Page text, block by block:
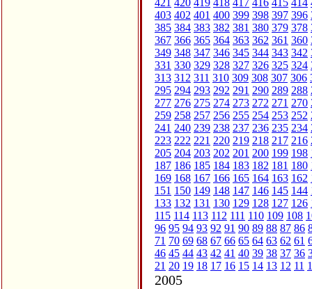
421 420 419 418 417 416 415 414
403 402 401 400 399 398 397 396
385 384 383 382 381 380 379 378
367 366 365 364 363 362 361 360
349 348 347 346 345 344 343 342
331 330 329 328 327 326 325 324
313 312 311 310 309 308 307 306
295 294 293 292 291 290 289 288
277 276 275 274 273 272 271 270
259 258 257 256 255 254 253 252
241 240 239 238 237 236 235 234
223 222 221 220 219 218 217 216
205 204 203 202 201 200 199 198
187 186 185 184 183 182 181 180
169 168 167 166 165 164 163 162
151 150 149 148 147 146 145 144
133 132 131 130 129 128 127 126
115 114 113 112 111 110 109 108
96 95 94 93 92 91 90 89 88 87 86
71 70 69 68 67 66 65 64 63 62 61
46 45 44 43 42 41 40 39 38 37 36
21 20 19 18 17 16 15 14 13 12 11
2005